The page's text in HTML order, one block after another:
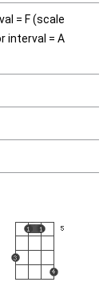
= F (scale
interval = A